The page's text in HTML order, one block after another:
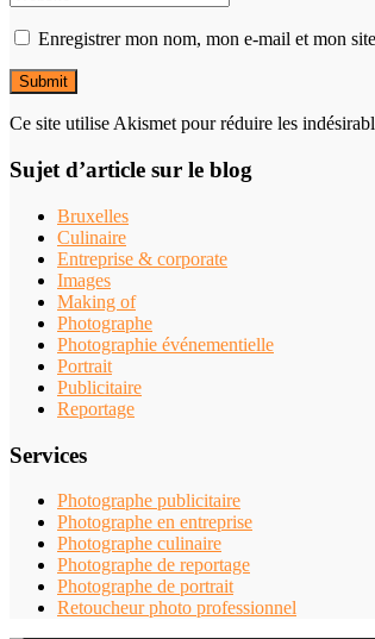
Enregistrer mon nom, mon e-mail et mon
Ce site utilise Akismet pour réduire les
Sujet d’article sur le blog
Bruxelles
Culinaire
Entreprise & corporate
Images
Making of
Photographe
Photographie événementielle
Portrait
Publicitaire
Reportage
Services
Photographe publicitaire
Photographe en entreprise
Photographe culinaire
Photographe de reportage
Photographe de portrait
Retoucheur photo professionnel